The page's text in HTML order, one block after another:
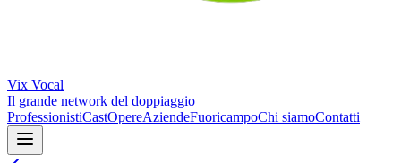
Vix Vocal
Il grande network del doppiaggio
ProfessionistiCastOpereAziendeFuoricampoChi siamoContatti